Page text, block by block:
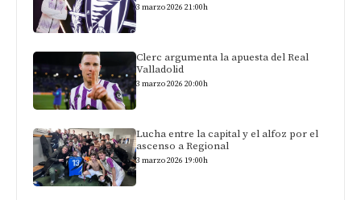
3 marzo 2026 21:00h
Clerc argumenta la apuesta del Real
Valladolid
3 marzo 2026 20:00h
Lucha entre la capital y el alfoz por el
ascenso a Regional
3 marzo 2026 19:00h